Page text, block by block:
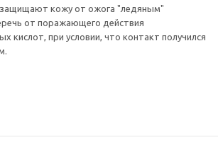
кожу от ожога "ледяным"
от поражающего действия
кислот, при условии, что контакт получился